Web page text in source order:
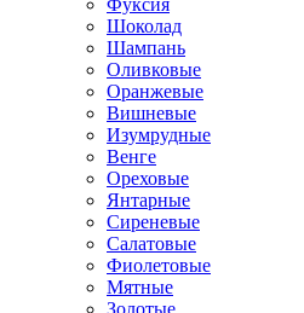
Фуксия
Шоколад
Шампань
Оливковые
Оранжевые
Вишневые
Изумрудные
Венге
Ореховые
Янтарные
Сиреневые
Салатовые
Фиолетовые
Мятные
Золотые